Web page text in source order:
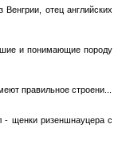
отец английских
и понимающие породу
правильное строени...
- щенки ризеншнауцера с